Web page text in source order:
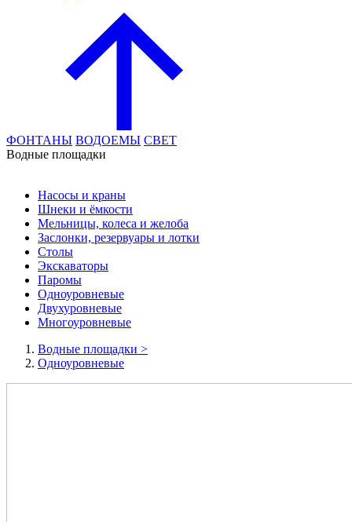
ФОНТАНЫ ВОДОЕМЫ СВЕТ
Водные площадки
Насосы и краны
Шнеки и ёмкости
Мельницы, колеса и желоба
Заслонки, резервуары и лотки
Столы
Экскаваторы
Паромы
Одноуровневые
Двухуровневые
Многоуровневые
Водные площадки >
Одноуровневые